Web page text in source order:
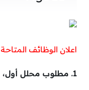
اعلان الوظائف
1. مطلوب محلل أول، استراتيجية المحتوى B2B